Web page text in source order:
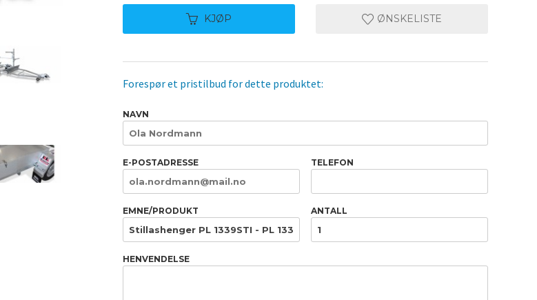
KJØP ØNSKELISTE
Forespør et pristilbud for dette produktet:
NAVN
E-POSTADRESSE TELEFON
EMNE/PRODUKT ANTALL
HENVENDELSE